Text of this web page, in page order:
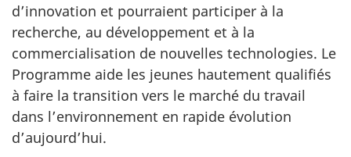
d’innovation et pourraient participer à la
recherche, au développement et à la
commercialisation de nouvelles technologies. Le
Programme aide les jeunes hautement qualifiés
à faire la transition vers le marché du travail
dans l’environnement en rapide évolution
d’aujourd’hui.